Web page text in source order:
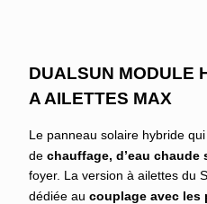
DUALSUN MODULE
A AILETTES MAX
Le panneau solaire hybride
de chauffage, d’eau chaude
foyer. La version à ailettes du
dédiée au couplage avec les